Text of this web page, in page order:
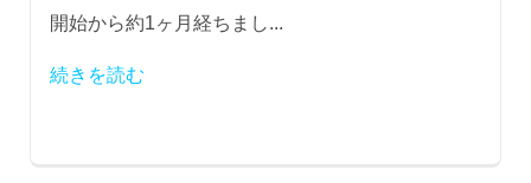
開始から約1ヶ月経ちまし...
続きを読む